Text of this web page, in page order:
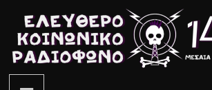
περιεχόμενο